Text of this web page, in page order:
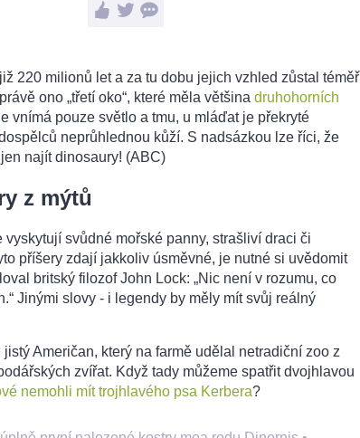
220 milionů let a za tu dobu jejich vzhled zůstal téměř
ono „třetí oko“, které měla většina druhohorních
vnímá pouze světlo a tmu, u mláďat je překryté
neprůhlednou kůží. S nadsázkou lze říci, že
najít dinosaury! (ABC)
z mýtů
vyskytují svůdné mořské panny, strašliví draci či
příšery zdají jakkoliv úsměvné, je nutné si uvědomit
britský filozof John Lock: „Nic není v rozumu, co
Jinými slovy - i legendy by měly mít svůj reálný
Američan, který na farmě udělal netradiční zoo z
zvířat. Když tady můžeme spatřit dvojhlavou
nemohli mít trojhlavého psa Kerbera?